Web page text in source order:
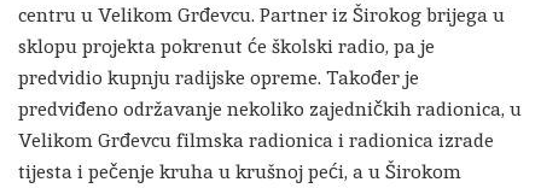
centru u Velikom Grđevcu. Partner iz Širokog brijega u
sklopu projekta pokrenut će školski radio, pa je
predvidio kupnju radijske opreme. Također je
predviđeno održavanje nekoliko zajedničkih radionica, u
Velikom Grđevcu filmska radionica i radionica izrade
tijesta i pečenje kruha u krušnoj peći, a u Širokom